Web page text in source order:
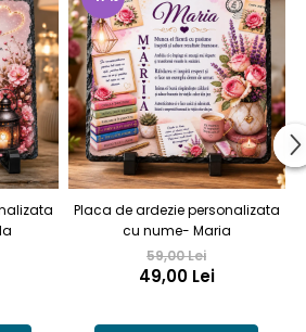
Placa de ardezie personalizata
cu nume- Maria
59,00 Lei
49,00 Lei